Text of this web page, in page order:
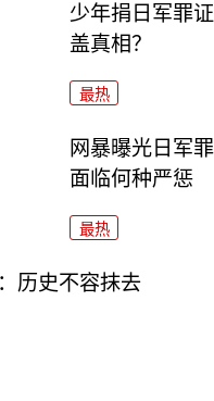
少年捐日军罪
盖真相？
最热
网暴曝光日军
面临何种严惩
最热
历史不容抹去